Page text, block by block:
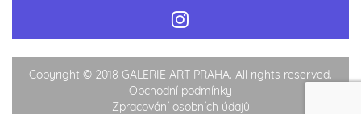
Copyright © 2018 GALERIE ART PRAHA. All rights reserved.
Obchodní podmínky
Zpracování osobních údajů